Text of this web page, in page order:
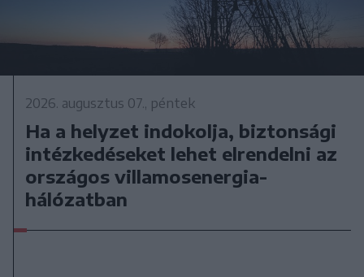
2026. augusztus 07., péntek
Ha a helyzet indokolja, biztonsági
intézkedéseket lehet elrendelni az
országos villamosenergia-
hálózatban